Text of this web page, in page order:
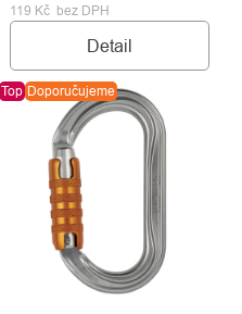
119 Kč bez DPH
Detail
Top Doporučujeme